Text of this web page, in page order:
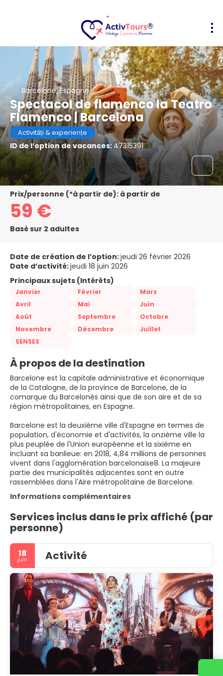
Barcelone, Espagne
Spectacol de flamenco la Teatro
Flamenco | Barcelona
Activități & experiențe
ID de l’option de vacances:47315391
Prix/personne (*à partir de): à partir de
59 €
Basé sur 2 adultes
Date de création de l’option:jeudi 26 février 2026
Date d’activité:jeudi 18 juin 2026
Principaux sujets (Intérêts)
Janvier Février
Mars
Avril
Mai
Juin
Août
Septembre
Octobre
Novembre
Décembre
Juillet
SENSES
À propos de la destination
Barcelone est la capitale administrative et économique
de la Catalogne, de la province de Barcelone, de la
comarque du Barcelonès ainsi que de son aire et de sa
région métropolitaines, en Espagne.
Barcelone est la deuxième ville d'Espagne en termes de
population, d'économie et d'activités, la onzième ville la
plus peuplée de l'Union européenne et la sixième en
incluant sa banlieue: en 2018, 4,84 millions de personnes
vivent dans l'agglomération barcelonaise8. La majeure
partie des municipalités adjacentes sont en outre
rassemblées dans l'Aire métropolitaine de Barcelone.
Informations complémentaires
Services inclus dans le prix affiché (par
personne)
18
juin Activité